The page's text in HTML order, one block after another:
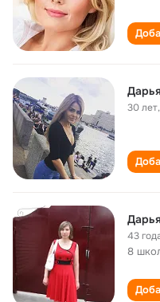
30 лет,
43
8